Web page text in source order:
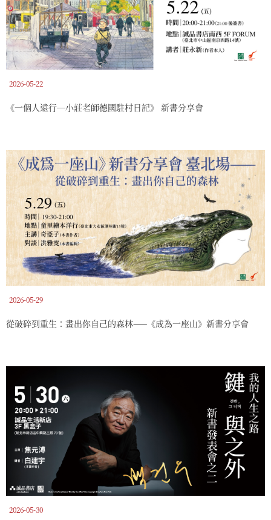
2026-05-22
《一個人遠行―小莊老師德國駐村日記》 新書分享會
2026-05-29
從破碎到重生：畫出你自己的森林——《成為一座山》新書分享會
2026-05-30